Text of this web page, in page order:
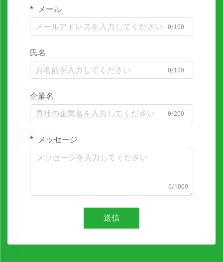
メール
0/100
氏名
0/100
企業名
0/200
メッセージ
0/1000
送信